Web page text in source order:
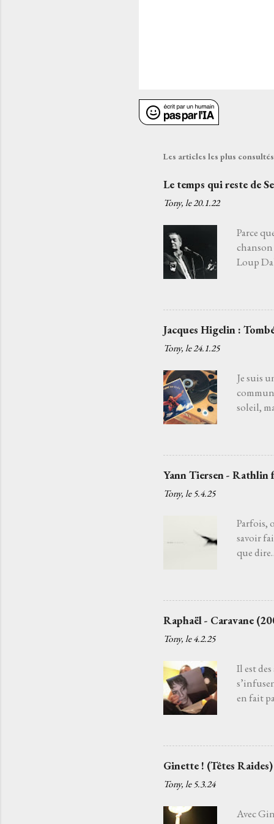
Les articles les plus
Le temps qui reste de
Tony, le20.1.22
Parce
Loup
j'aurais
Jacques Higelin :
Tony, le24.1.25
Je suis
soleil,
ancien
Yann Tiersen -
Tony, le 5.4.25
Parfois,
savoir
que
rêves à
Raphaël - Caravane
Tony, le4.2.25
Il est
en fait
chargé
tandis
Ginette ! (Têtes Raides)
Tony, le 5.3.24
Avec